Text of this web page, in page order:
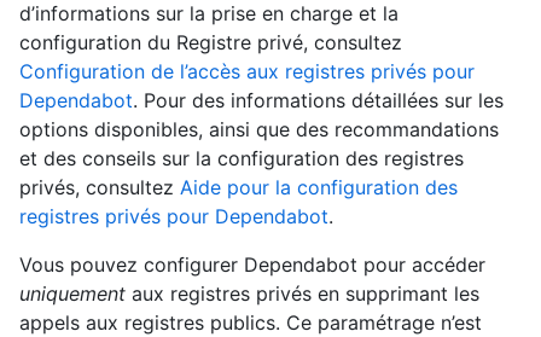
d’informations sur la prise en charge et la
configuration du Registre privé, consultez
Configuration de l’accès aux registres privés pour
Dependabot. Pour des informations détaillées sur les
options disponibles, ainsi que des recommandations
et des conseils sur la configuration des registres
privés, consultez Aide pour la configuration des
registres privés pour Dependabot.
Vous pouvez configurer Dependabot pour accéder
uniquement aux registres privés en supprimant les
appels aux registres publics. Ce paramétrage n’est